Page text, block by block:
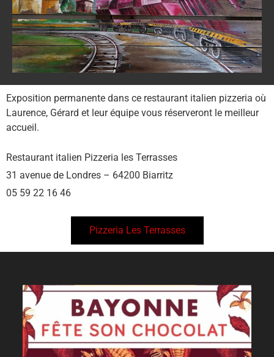
Exposition permanente dans ce restaurant italien pizzeria où
Laurence, Gérard et leur équipe vous réserveront le meilleur
accueil.
Restaurant italien Pizzeria les Terrasses
31 avenue de Londres – 64200 Biarritz
05 59 22 16 46
Pizzeria Les Terrasses